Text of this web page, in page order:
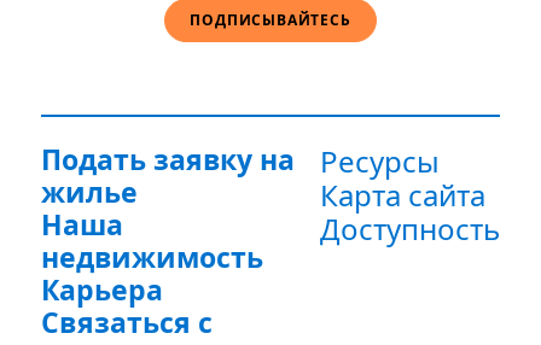
Подать заявку на
жилье
Наша
недвижимость
Карьера
Связаться с
Ресурсы
Карта сайта
Доступность